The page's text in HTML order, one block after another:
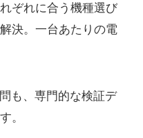
ぞれに合う機種選び
決。一台あたりの電
も、専門的な検証デ
。